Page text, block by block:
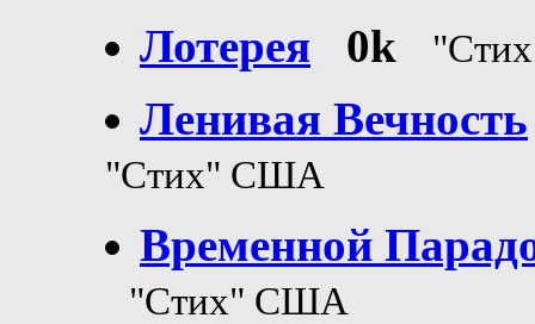
Лотерея
0k
Ленивая Вечность
"Стих" США
Временной
"Стих" США